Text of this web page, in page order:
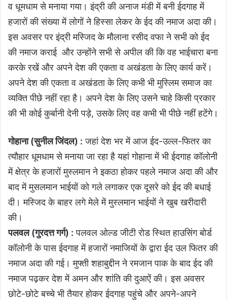
व धूमधाम से मनाया गया। इंद्री की अनाज मंडी में बनी ईदगाह में
हजारों की संख्या में लोगों ने हिस्सा लेकर के ईद की नमाज अदा की।
इस अवसर पर इंद्री मस्जिद के मौलाना रसीद वफा ने सभी को ईद
की नमाज कराई और उन्होंने सभी से अपील की कि वह भाईचारा बना
करके रखें और अपने देश की एकता व अखंडता के लिए कार्य करें।
अपने देश की एकता व अखंडता के लिए कभी भी मुस्लिम समाज का
व्यक्ति पीछे नहीं रहा है। अपने देश के लिए उसने चाहे किसी प्रकार
की भी कोई कुर्बानी देनी पड़े, उसके लिए वह कभी भी पीछे नहीं हटेंगे।
गोहाना (सुनील जिंदल) : जहां देश भर में आज ईद-उल्ल-फितर का
त्यौहार धूमधाम से मनाया जा रहा है यहां गोहाना में भी ईदगाह कॉलोनी
में क्षेत्र के हजारों मुस्लमान ने इकठा होकर पहले नमाज अदा की और
बाद में मुसलमान भाईयों को गले लगाकर एक दूसरे को ईद की बधाई
दी। मस्जिद के बाहर लगे मेले में मुस्लमान भाईयों ने खुब खरीदारी
की।
पलवल (गुरदत्त गर्ग) : पलवल ओल्ड जीटी रोड स्थित हाउसिंग बोर्ड
कॉलोनी के पास ईदगाह में हजारों नमाजियों के द्वारा ईद उल फितर की
नमाज अदा की गई। मुफ्ती शहाबुद्दीन ने रमजान पाक के बाद ईद की
नमाज पढ़कर देश में अमन और शांति की दुआऐं की। इस अवसर
छोटे-छोटे बच्चे भी तैयार होकर ईदगाह पहुंचे और अपने-अपने